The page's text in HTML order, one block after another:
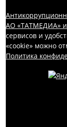
АО «ТАТМЕДИА»
сервисов и
«cookie» можно
Политика